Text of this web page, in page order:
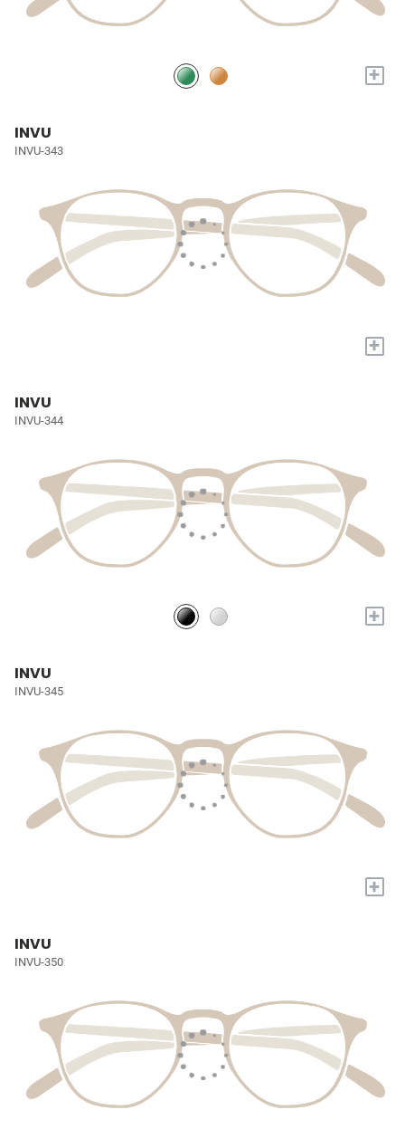
+
INVU
INVU-343
+
INVU
INVU-344
+
INVU
INVU-345
+
INVU
INVU-350